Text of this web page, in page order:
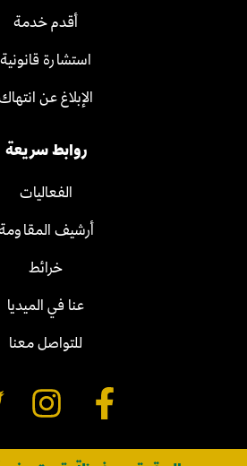
أقدم خدمة
استشارة قانونية
الإبلاغ عن
روابط سريعة
الفعاليات
أرشيف
خرائط
عنا في الميديا
للتواصل معنا